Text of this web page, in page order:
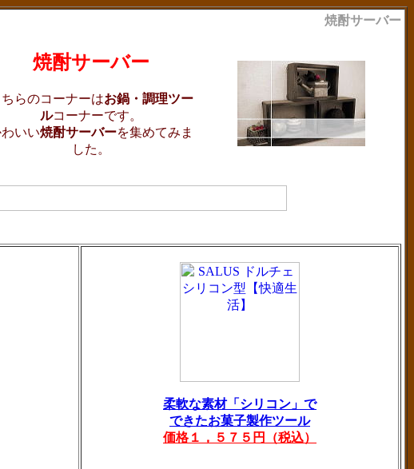
焼酎サーバー
焼酎サーバー
ちらのコーナーはお鍋・調理ツー
ルコーナーです。
いい焼酎サーバーを集めてみま
した。
柔軟な素材「シリコン」で
できたお菓子製作ツール
価格１，５７５円（税込）